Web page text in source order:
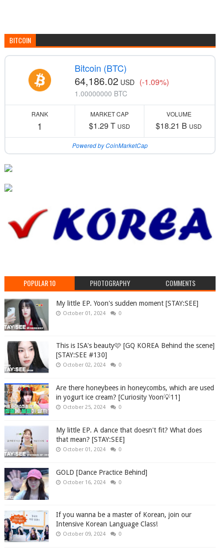
BITCOIN
Bitcoin (BTC)
64,186.02 USD (-1.09%)
1.00000000 BTC
RANK
1
MARKET CAP
$1.29 T USD
VOLUME
$18.21 B USD
Powered by CoinMarketCap
POPULAR 10 PHOTOGRAPHY COMMENTS
My little EP. Yoon's sudden moment [STAY:SEE]
October 01, 2024 0
This is ISA's beauty🩷 [GQ KOREA Behind the scene]
[STAY:SEE #130]
October 02, 2024 0
Are there honeybees in honeycombs, which are used
in yogurt ice cream? [Curiosity Yoon💡11]
October 25, 2024 0
My little EP. A dance that doesn't fit? What does
that mean? [STAY:SEE]
October 01, 2024 0
GOLD [Dance Practice Behind]
October 16, 2024 0
If you wanna be a master of Korean, join our
Intensive Korean Language Class!
October 09, 2024 0